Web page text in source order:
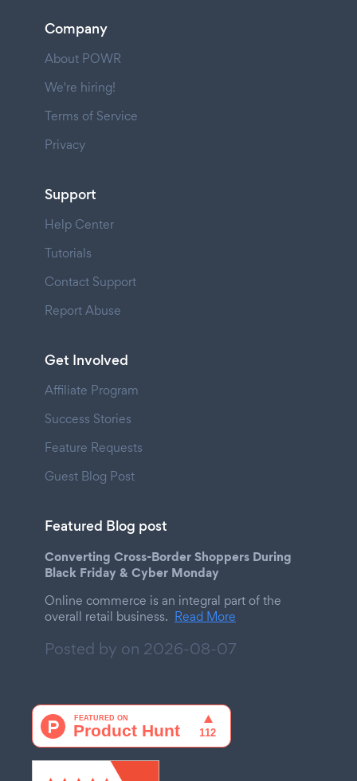
Company
About POWR
We're hiring!
Terms of Service
Privacy
Support
Help Center
Tutorials
Contact Support
Report Abuse
Get Involved
Affiliate Program
Success Stories
Feature Requests
Guest Blog Post
Featured Blog post
Converting Cross-Border Shoppers During
Black Friday & Cyber Monday
Online commerce is an integral part of the
overall retail business. Read More
Posted by on 2026-08-07